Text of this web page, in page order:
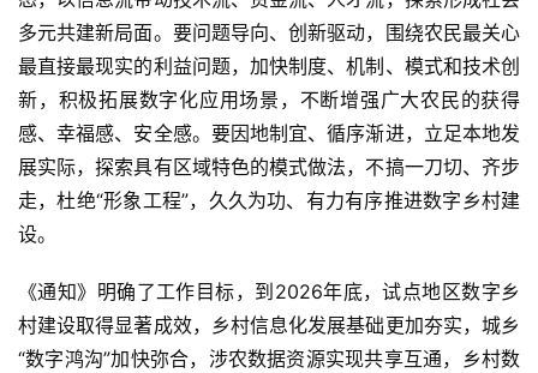
多元共建新局面。要问题导向、创新驱动，围绕农民最关心
最直接最现实的利益问题，加快制度、机制、模式和技术创
新，积极拓展数字化应用场景，不断增强广大农民的获得
感、幸福感、安全感。要因地制宜、循序渐进，立足本地发
展实际，探索具有区域特色的模式做法，不搞一刀切、齐步
走，杜绝“形象工程”，久久为功、有力有序推进数字乡村建
设。
《通知》明确了工作目标，到2026年底，试点地区数字乡
村建设取得显著成效，乡村信息化发展基础更加夯实，城乡
“数字鸿沟”加快弥合，涉农数据资源实现共享互通，乡村数